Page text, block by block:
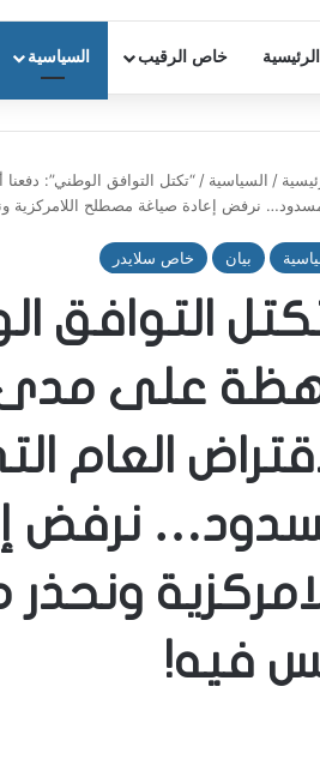
الرئيسية خاص الرقيب السياسية
/ السياسية / “تكتل التوافق الوطني”:
نرفض إعادة صياغة مصطلح اللامركزية
بيان خاص سلايدر
التوافق
على مدى
العام
نرفض
فيه!